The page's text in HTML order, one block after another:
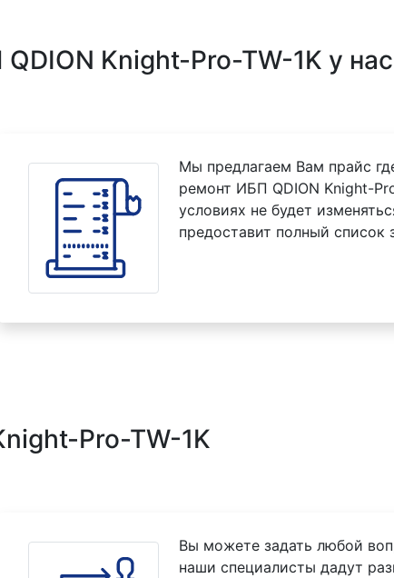
Knight-Pro-TW-1K у нас
Мы предлагаем Вам прайс
ремонт ИБП QDION Knight-
условиях не будет
предоставит полный список
Pro-TW-1K
Вы можете задать любой
наши специалисты дадут